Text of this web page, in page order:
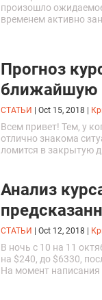
произошло
временем активно
Прогноз
ближайшую
СТАТЬИ Oct 15, 2018
Всем привет! Тем, у
отлично знакома
ломится в закрытую
Анализ
СТАТЬИ Oct 12, 2018
В ночь с 10 на 11
на $240, до $6330,
На момент написания